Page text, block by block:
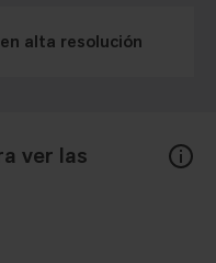
ver las
alta resolución